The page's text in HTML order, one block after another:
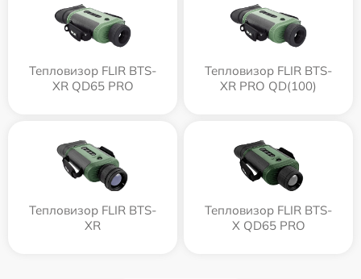
Тепловизор FLIR BTS-
XR QD65 PRO
Тепловизор FLIR BTS-
XR PRO QD(100)
Тепловизор FLIR BTS-
XR
Тепловизор FLIR BTS-
X QD65 PRO